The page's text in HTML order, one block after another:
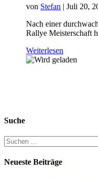
von Stefan |Juli 20,
Nach einer
Rallye Meisterschaft
Weiterlesen
Suche
Suchen
nach:
Neueste Beiträge